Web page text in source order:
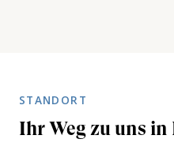
STANDORT
Ihr Weg zu uns